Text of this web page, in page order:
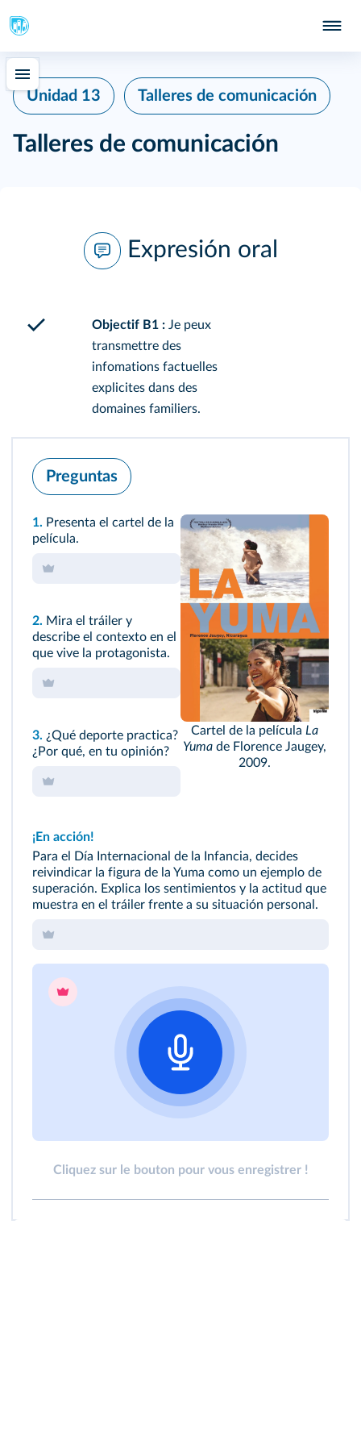
Unidad 13 Talleres de comunicación
Talleres de comunicación
Expresión oral
Objectif B1 : Je peux
transmettre des
infomations factuelles
explicites dans des
domaines familiers.
Preguntas
1. Presenta el cartel de la
película.
2. Mira el tráiler y
describe el contexto en el
que vive la protagonista.
3. ¿Qué deporte practica?
¿Por qué, en tu opinión?
Cartel de la película La
Yuma de Florence Jaugey,
2009.
¡En acción!
Para el Día Internacional de la Infancia, decides
reivindicar la figura de la Yuma como un ejemplo de
superación. Explica los sentimientos y la actitud que
muestra en el tráiler frente a su situación personal.
Cliquez sur le bouton pour vous enregistrer !